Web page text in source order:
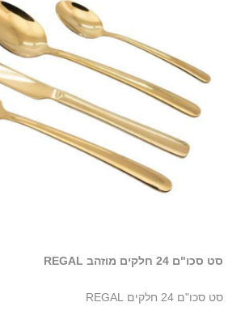
סט סכו"ם 24 חלקים מוזהב REGAL
סט סכו"ם 24 חלקים REGAL